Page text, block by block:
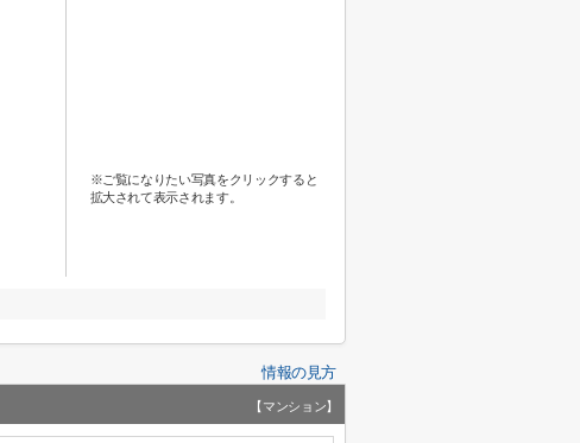
※ご覧になりたい写真をクリックすると
拡大されて表示されます。
情報の見方
【マンション】